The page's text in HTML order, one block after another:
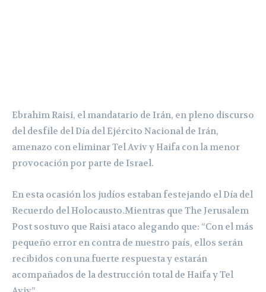
Ebrahim Raisi, el mandatario de Irán, en pleno discurso
del desfile del Día del Ejército Nacional de Irán,
amenazo con eliminar Tel Aviv y Haifa con la menor
provocación por parte de Israel.
En esta ocasión los judíos estaban festejando el Día del
Recuerdo del Holocausto.Mientras que The Jerusalem
Post sostuvo que Raisi ataco alegando que: “Con el más
pequeño error en contra de nuestro país, ellos serán
recibidos con una fuerte respuesta y estarán
acompañados de la destrucción total de Haifa y Tel